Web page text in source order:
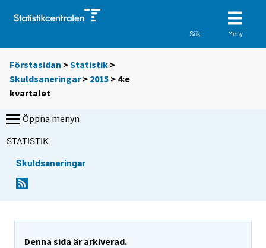
Sök Meny
Förstasidan >Statistik >
Skuldsaneringar> 2015 > 4:e
kvartalet
Öppna menyn
STATISTIK
Skuldsaneringar
Denna sida är arkiverad.